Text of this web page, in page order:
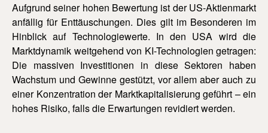
Aufgrund seiner hohen Bewertung ist der US-Aktienmarkt
anfällig für Enttäuschungen. Dies gilt im Besonderen im
Hinblick auf Technologiewerte. In den USA wird die
Marktdynamik weitgehend von KI-Technologien getragen:
Die massiven Investitionen in diese Sektoren haben
Wachstum und Gewinne gestützt, vor allem aber auch zu
einer Konzentration der Marktkapitalisierung geführt – ein
hohes Risiko, falls die Erwartungen revidiert werden.